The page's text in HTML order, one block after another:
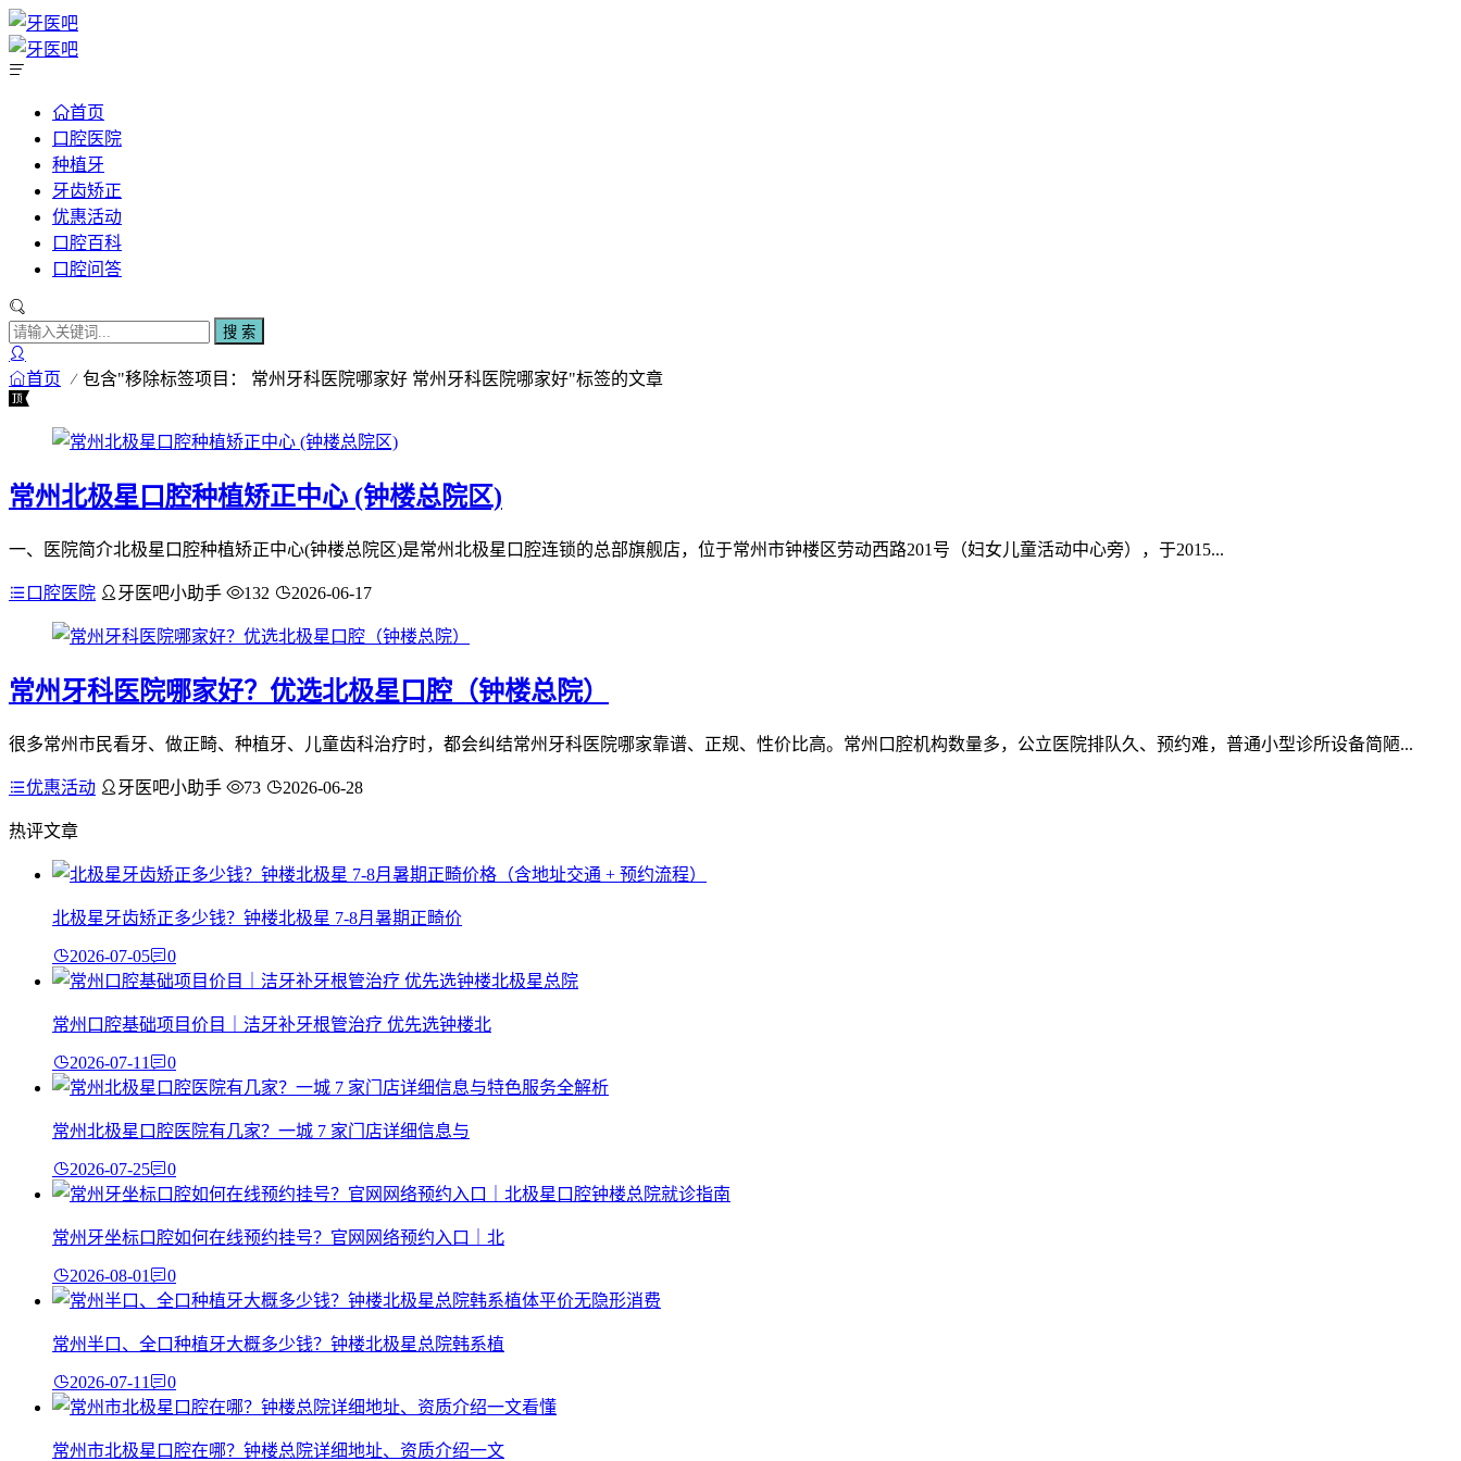
首页
口腔医院
种植牙
牙齿矫正
优惠活动
口腔百科
口腔问答
搜 索
首页 包含"移除标签项目： 常州牙科医院哪家好 常州牙科医院哪家好"标签的文章
常州北极星口腔种植矫正中心 (钟楼总院区)
一、医院简介北极星口腔种植矫正中心(钟楼总院区)是常州北极星口腔连锁的总部旗舰店，位于常州市钟楼区劳动西路201号（妇女儿童活动中心旁），于2015...
口腔医院 牙医吧小助手 132 2026-06-17
常州牙科医院哪家好？优选北极星口腔（钟楼总院）
很多常州市民看牙、做正畸、种植牙、儿童齿科治疗时，都会纠结常州牙科医院哪家靠谱、正规、性价比高。常州口腔机构数量多，公立医院排队久、预约难，普通小型诊所设备简陋...
优惠活动 牙医吧小助手 73 2026-06-28
热评文章
北极星牙齿矫正多少钱？钟楼北极星 7-8月暑期正畸价
2026-07-05 0
常州口腔基础项目价目｜洁牙补牙根管治疗 优先选钟楼北
2026-07-11 0
常州北极星口腔医院有几家？一城 7 家门店详细信息与
2026-07-25 0
常州牙坐标口腔如何在线预约挂号？官网网络预约入口｜北
2026-08-01 0
常州半口、全口种植牙大概多少钱？钟楼北极星总院韩系植
2026-07-11 0
常州市北极星口腔在哪？钟楼总院详细地址、资质介绍一文